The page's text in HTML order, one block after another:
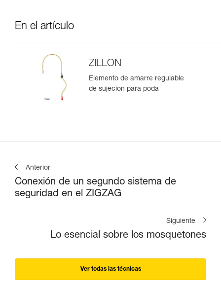
En el artículo
ZILLON
Elemento de amarre regulable
de sujeción para poda
Anterior
Conexión de un segundo sistema de
seguridad en el ZIGZAG
Siguiente
Lo esencial sobre los mosquetones
Ver todas las técnicas